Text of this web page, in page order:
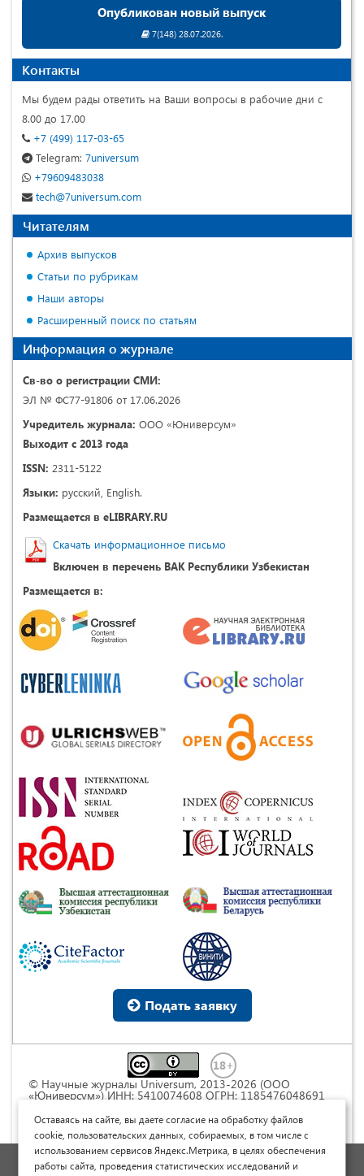
Опубликован новый выпуск
7(148) 28.07.2026.
Контакты
Мы будем рады ответить на Ваши вопросы в рабочие дни с
8.00 до 17.00
+7 (499) 117-03-65
Telegram: 7universum
+79609483038
tech@7universum.com
Читателям
Архив выпусков
Статьи по рубрикам
Наши авторы
Расширенный поиск по статьям
Информация о журнале
Св-во о регистрации СМИ:
ЭЛ № ФС77-91806 от 17.06.2026
Учредитель журнала: ООО «Юниверсум»
Выходит с 2013 года
ISSN: 2311-5122
Языки: русский, English.
Размещается в eLIBRARY.RU
Скачать информационное письмо
Включен в перечень ВАК Республики Узбекистан
Размещается в:
Подать заявку
© Научные журналы Universum, 2013-2026 (ООО
«Юниверсум») ИНН: 5410074608 ОГРН: 1185476048691
Commons « Attribution» («Атрибуция») 4.0
Непортированная
Политика обработки персональных данных
Оставаясь на сайте, вы даете согласие на обработку файлов
cookie, пользовательских данных, собираемых, в том числе с
использованием сервисов Яндекс.Метрика, в целях обеспечения
работы сайта, проведения статистических исследований и